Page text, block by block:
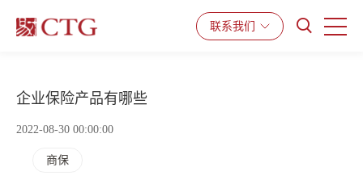
产品与服务 解决方案 资源中心
联系我们
企业保险产品有哪些
2022-08-30 00:00:00
商保